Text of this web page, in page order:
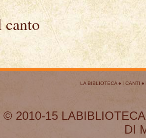
LA BIBLIOTECA♠ I CANTI ♠
2010-15
DI